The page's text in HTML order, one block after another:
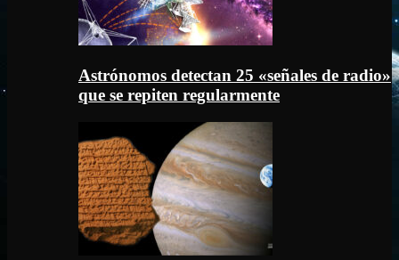
Astrónomos detectan 25 «señales de radio»
que se repiten regularmente